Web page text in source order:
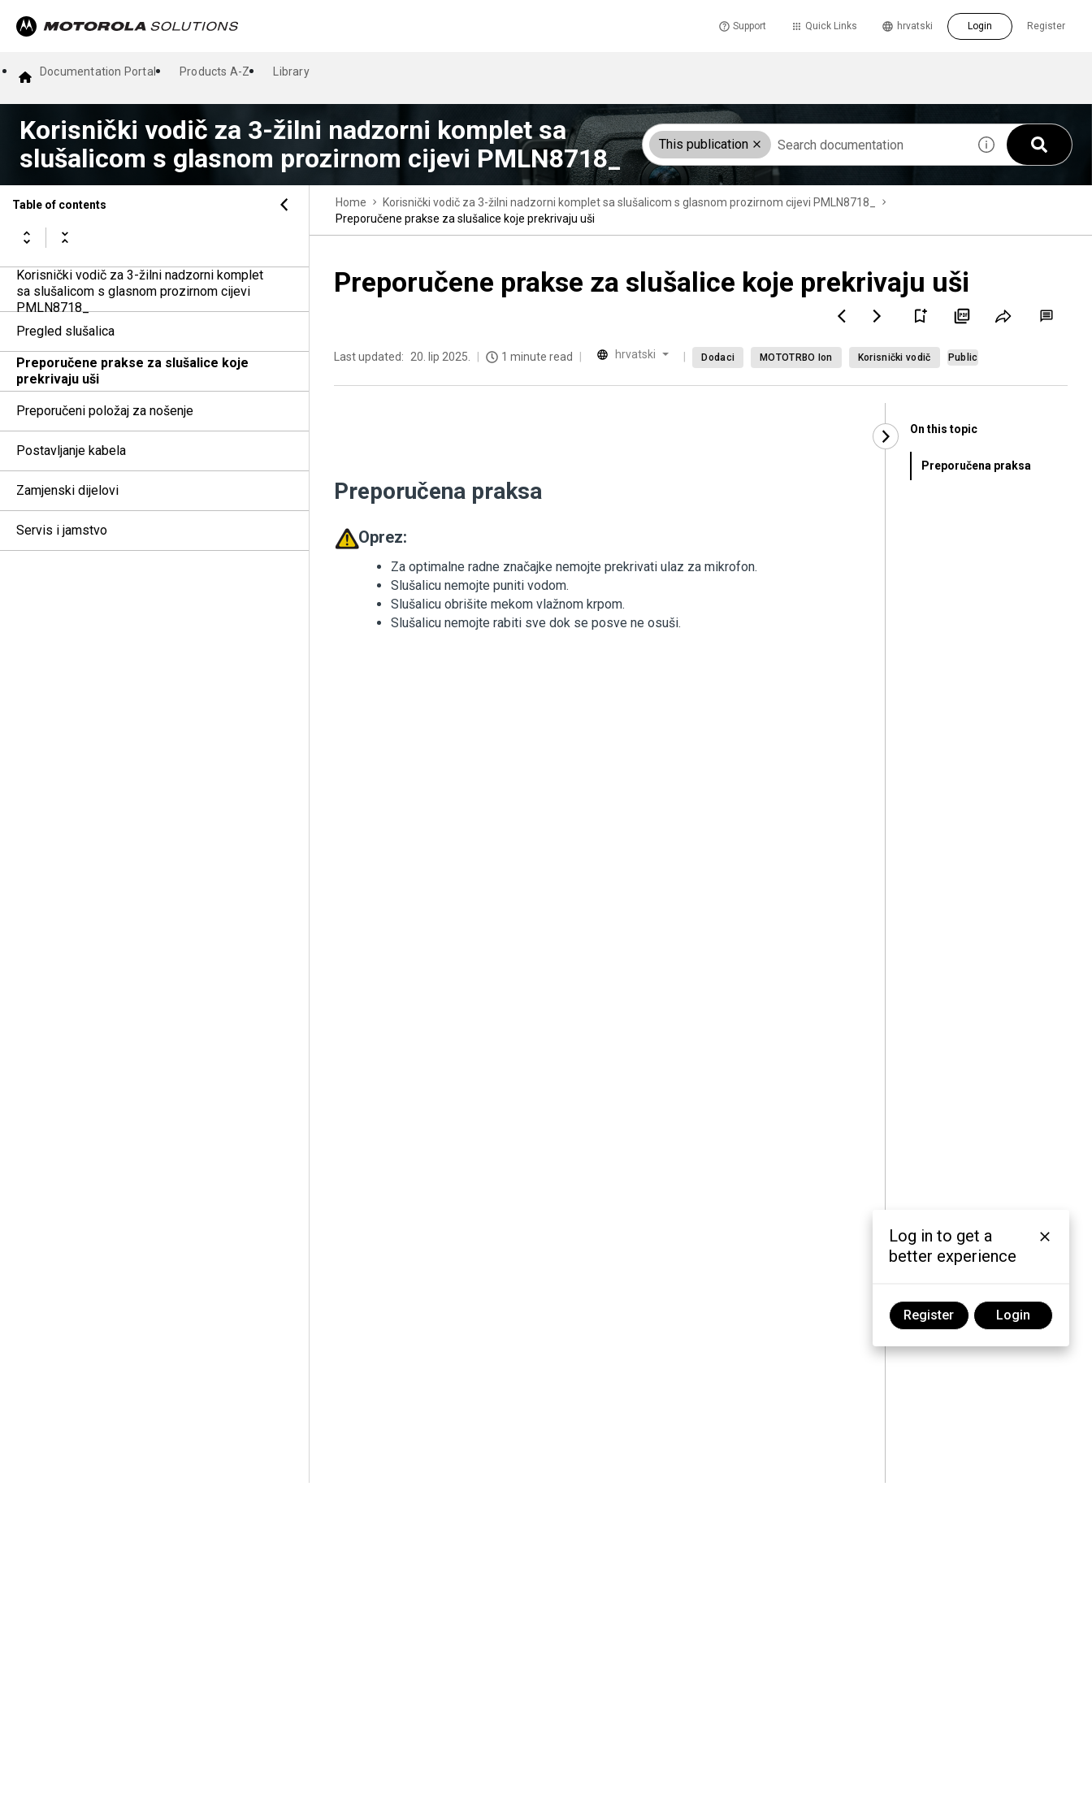
Support Quick Links Register
hrvatski Login
Documentation Portal Products A-Z Library
Korisnički vodič za 3-žilni nadzorni komplet sa
slušalicom s glasnom prozirnom cijevi PMLN8718_
This publication
Table of contents
Korisnički vodič za 3-žilni nadzorni komplet
sa slušalicom s glasnom prozirnom cijevi
PMLN8718_
Pregled slušalica
Preporučene prakse za slušalice koje
prekrivaju uši
Preporučeni položaj za nošenje
Postavljanje kabela
Zamjenski dijelovi
Servis i jamstvo
Home
Korisnički vodič za 3-žilni nadzorni komplet sa slušalicom s glasnom prozirnom cijevi PMLN8718_
Preporučene prakse za slušalice koje prekrivaju uši
Preporučene prakse za slušalice koje prekrivaju uši
Last updated: 20. lip 2025. 1 minute read hrvatski Dodaci MOTOTRBO Ion Korisnički vodič Public
Preporučena praksa
Oprez:
Za optimalne radne značajke nemojte prekrivati ulaz za mikrofon.
Slušalicu nemojte puniti vodom.
Slušalicu obrišite mekom vlažnom krpom.
Slušalicu nemojte rabiti sve dok se posve ne osuši.
On this topic
Preporučena praksa
Log in to get a
better experience
Register Login